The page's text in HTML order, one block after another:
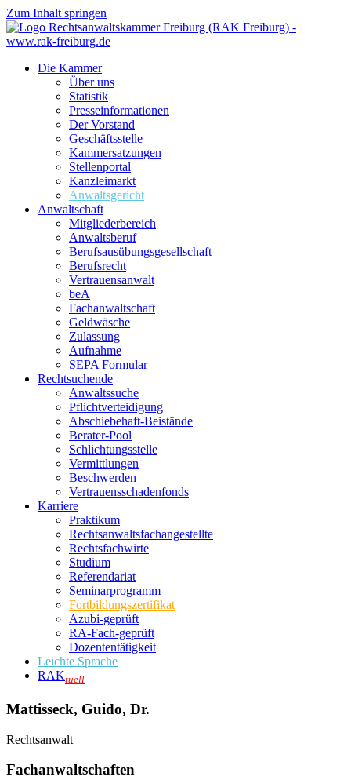
Zum Inhalt springen
Die Kammer
Über uns
Statistik
Presseinformationen
Der Vorstand
Geschäftsstelle
Kammersatzungen
Stellenportal
Kanzleimarkt
Anwaltsgericht
Anwaltschaft
Mitgliederbereich
Anwaltsberuf
Berufsausübungs­gesellschaft
Berufsrecht
Vertrauensanwalt
beA
Fachanwaltschaft
Geldwäsche
Zulassung
Aufnahme
SEPA Formular
Rechtsuchende
Anwaltssuche
Pflichtverteidigung
Abschiebehaft-Beistände
Berater-Pool
Schlichtungsstelle
Vermittlungen
Beschwerden
Vertrauensschadenfonds
Karriere
Praktikum
Rechtsanwalts­fachangestellte
Rechtsfachwirte
Studium
Referendariat
Seminarprogramm
Fortbildungszertifikat
Azubi-geprüft
RA-Fach-geprüft
Dozententätigkeit
Leichte Sprache
RAKtuell
Mattisseck, Guido, Dr.
Rechtsanwalt
Fachanwaltschaften